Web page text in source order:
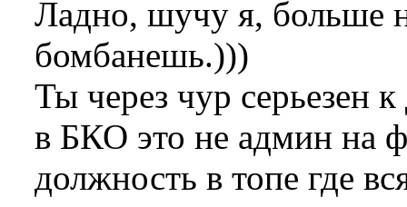
Ладно, шучу я, больше
бомбанешь.)))
Ты через чур серьезен
в БКО это не админ на
должность в топе где